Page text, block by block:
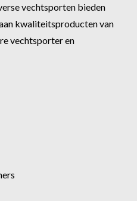
vechtsporten bieden
kwaliteitsproducten van
vechtsporter en